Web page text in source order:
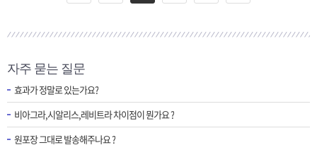
자주 묻는 질문
효과가 정말로 있는가요?
비아그라,시알리스,레비트라 차이점이 뭔가요 ?
원포장 그대로 발송해주나요 ?